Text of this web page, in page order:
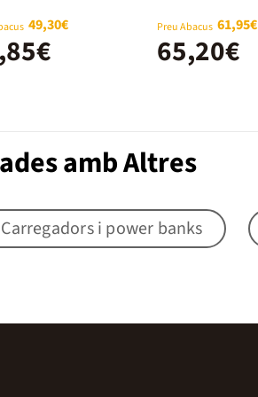
49,30€ Preu Abacus 61,95€
65,20€
amb Altres
Carregadors i power banks